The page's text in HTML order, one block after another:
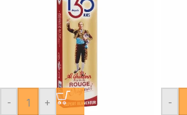
- + -